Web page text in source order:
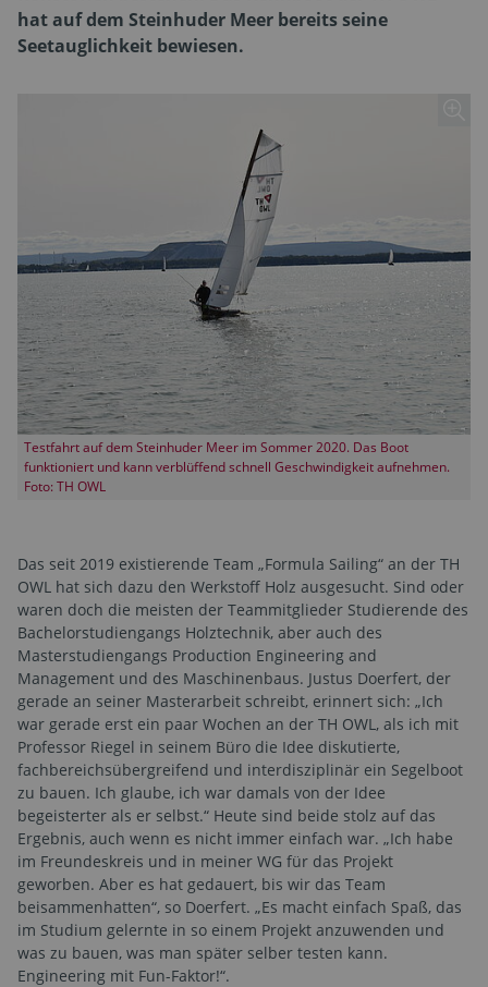
hat auf dem Steinhuder Meer bereits seine
Seetauglichkeit bewiesen.
Testfahrt auf dem Steinhuder Meer im Sommer 2020. Das Boot
funktioniert und kann verblüffend schnell Geschwindigkeit aufnehmen.
Foto: TH OWL
Das seit 2019 existierende Team „Formula Sailing“ an der TH
OWL hat sich dazu den Werkstoff Holz ausgesucht. Sind oder
waren doch die meisten der Teammitglieder Studierende des
Bachelorstudiengangs Holztechnik, aber auch des
Masterstudiengangs Production Engineering and
Management und des Maschinenbaus. Justus Doerfert, der
gerade an seiner Masterarbeit schreibt, erinnert sich: „Ich
war gerade erst ein paar Wochen an der TH OWL, als ich mit
Professor Riegel in seinem Büro die Idee diskutierte,
fachbereichsübergreifend und interdisziplinär ein Segelboot
zu bauen. Ich glaube, ich war damals von der Idee
begeisterter als er selbst.“ Heute sind beide stolz auf das
Ergebnis, auch wenn es nicht immer einfach war. „Ich habe
im Freundeskreis und in meiner WG für das Projekt
geworben. Aber es hat gedauert, bis wir das Team
beisammenhatten“, so Doerfert. „Es macht einfach Spaß, das
im Studium gelernte in so einem Projekt anzuwenden und
was zu bauen, was man später selber testen kann.
Engineering mit Fun-Faktor!“.